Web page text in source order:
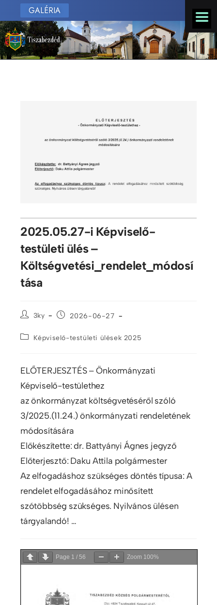
GALÉRIA
2025.05.27-i Képviselő-
testületi ülés –
Költségvetési_rendelet_módosí
tása
3ky 2026-06-27
Képviselő-testületi ülések 2025
ELŐTERJESZTÉS – Önkormányzati
Képviselő-testülethez
az önkormányzat költségvetéséről szóló
3/2025.(11.24.) önkormányzati rendeletének
módosítására
Előkészítette: dr. Battyányi Ágnes jegyző
Előterjesztő: Daku Attila polgármester
Az elfogadáshoz szükséges döntés típusa: A
rendelet elfogadásához minősített
szótöbbség szükséges. Nyilvános ülésen
tárgyalandó! …
Page 1 / 56 Zoom 100%